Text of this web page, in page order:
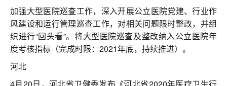
加强大型医院巡查工作，深入开展公立医院党建、行业作
风建设和运行管理巡查工作，对相关问题限时整改，并组
织进行“回头看”。将大型医院巡查及整改纳入公立医院年
度考核指标（完成时限：2021年底，持续推进）。
河北